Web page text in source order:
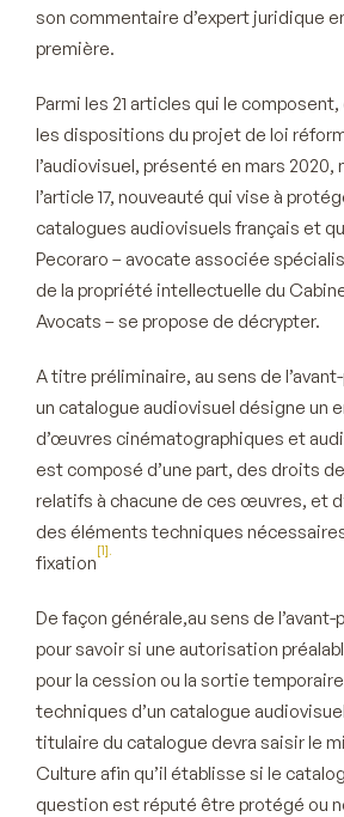
son commentaire d’expert juridique
première.
Parmi les 21 articles qui le
les dispositions du projet de loi
l’audiovisuel, présenté en mars 2020,
l’article 17, nouveauté qui vise à
catalogues audiovisuels français et
Pecoraro – avocate associée
de la propriété intellectuelle du
Avocats – se propose de décrypter.
A titre préliminaire, au sens de
un catalogue audiovisuel désigne un
d’œuvres cinématographiques et
est composé d’une part, des droits
relatifs à chacune de ces œuvres, et
des éléments techniques
fixation
[1].
De façon générale,au sens de
pour savoir si une autorisation
pour la cession ou la sortie
techniques d’un catalogue audiovisuel
titulaire du catalogue devra saisir le
Culture afin qu’il établisse si le
question est réputé être protégé ou